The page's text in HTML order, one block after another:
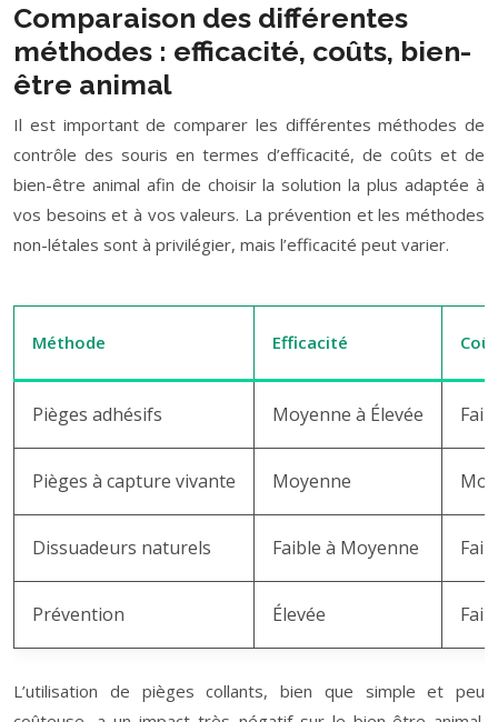
Comparaison des différentes
méthodes : efficacité, coûts, bien-
être animal
Il est important de comparer les différentes méthodes de
contrôle des souris en termes d’efficacité, de coûts et de
bien-être animal afin de choisir la solution la plus adaptée à
vos besoins et à vos valeurs. La prévention et les méthodes
non-létales sont à privilégier, mais l’efficacité peut varier.
Méthode Efficacité
Pièges adhésifs Moyenne à Élevée
Pièges à capture vivante Moyenne
Dissuadeurs naturels Faible à Moyenne
Prévention Élevée
L’utilisation de pièges collants, bien que simple et peu